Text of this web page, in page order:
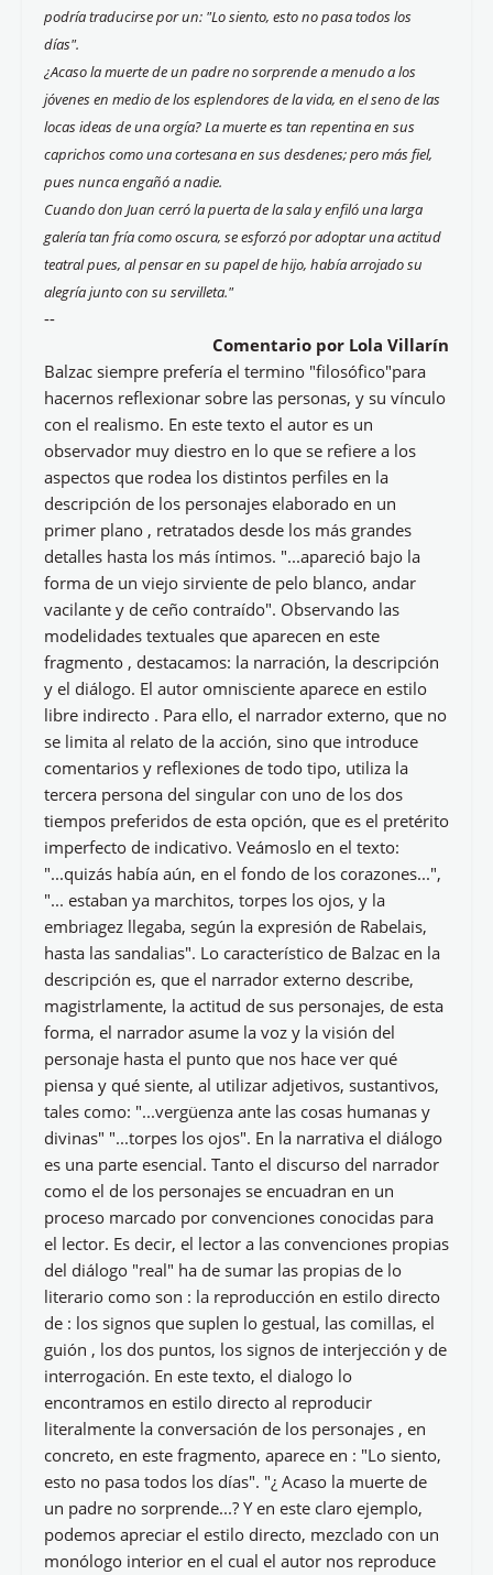
podría traducirse por un: "Lo siento, esto no pasa todos los
días".
¿Acaso la muerte de un padre no sorprende a menudo a los
jóvenes en medio de los esplendores de la vida, en el seno de las
locas ideas de una orgía? La muerte es tan repentina en sus
caprichos como una cortesana en sus desdenes; pero más fiel,
pues nunca engañó a nadie.
Cuando don Juan cerró la puerta de la sala y enfiló una larga
galería tan fría como oscura, se esforzó por adoptar una actitud
teatral pues, al pensar en su papel de hijo, había arrojado su
alegría junto con su servilleta."
--
Comentario por Lola Villarín
Balzac siempre prefería el termino "filosófico"para
hacernos reflexionar sobre las personas, y su vínculo
con el realismo. En este texto el autor es un
observador muy diestro en lo que se refiere a los
aspectos que rodea los distintos perfiles en la
descripción de los personajes elaborado en un
primer plano , retratados desde los más grandes
detalles hasta los más íntimos. "...apareció bajo la
forma de un viejo sirviente de pelo blanco, andar
vacilante y de ceño contraído". Observando las
modelidades textuales que aparecen en este
fragmento , destacamos: la narración, la descripción
y el diálogo. El autor omnisciente aparece en estilo
libre indirecto . Para ello, el narrador externo, que no
se limita al relato de la acción, sino que introduce
comentarios y reflexiones de todo tipo, utiliza la
tercera persona del singular con uno de los dos
tiempos preferidos de esta opción, que es el pretérito
imperfecto de indicativo. Veámoslo en el texto:
"...quizás había aún, en el fondo de los corazones...",
"... estaban ya marchitos, torpes los ojos, y la
embriagez llegaba, según la expresión de Rabelais,
hasta las sandalias". Lo característico de Balzac en la
descripción es, que el narrador externo describe,
magistrlamente, la actitud de sus personajes, de esta
forma, el narrador asume la voz y la visión del
personaje hasta el punto que nos hace ver qué
piensa y qué siente, al utilizar adjetivos, sustantivos,
tales como: "...vergüenza ante las cosas humanas y
divinas" "...torpes los ojos". En la narrativa el diálogo
es una parte esencial. Tanto el discurso del narrador
como el de los personajes se encuadran en un
proceso marcado por convenciones conocidas para
el lector. Es decir, el lector a las convenciones propias
del diálogo "real" ha de sumar las propias de lo
literario como son : la reproducción en estilo directo
de : los signos que suplen lo gestual, las comillas, el
guión , los dos puntos, los signos de interjección y de
interrogación. En este texto, el dialogo lo
encontramos en estilo directo al reproducir
literalmente la conversación de los personajes , en
concreto, en este fragmento, aparece en : "Lo siento,
esto no pasa todos los días". "¿ Acaso la muerte de
un padre no sorprende...? Y en este claro ejemplo,
podemos apreciar el estilo directo, mezclado con un
monólogo interior en el cual el autor nos reproduce